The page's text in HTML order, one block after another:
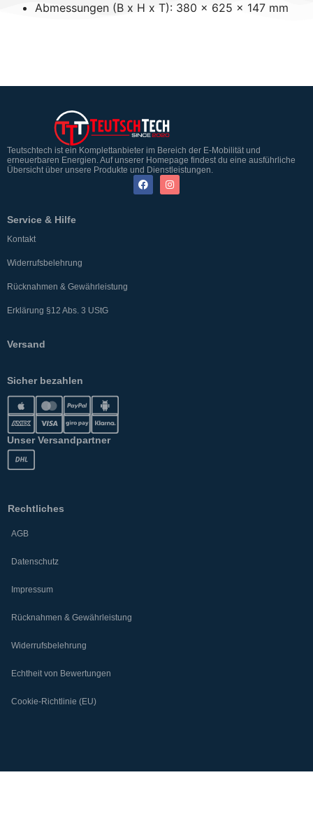
Abmessungen (B x H x T): 380 x 625 x 147 mm
Teutschtech ist ein Komplettanbieter im Bereich der E-Mobilität und
erneuerbaren Energien. Auf unserer Homepage findest du eine ausführliche
Übersicht über unsere Produkte und Dienstleistungen.
Service & Hilfe
Kontakt
Widerrufsbelehrung
Rücknahmen & Gewährleistung
Erklärung §12 Abs. 3 UStG
Versand
Sicher bezahlen
Unser Versandpartner
Rechtliches
AGB
Datenschutz
Impressum
Rücknahmen & Gewährleistung
Widerrufsbelehrung
Echtheit von Bewertungen
Cookie-Richtlinie (EU)